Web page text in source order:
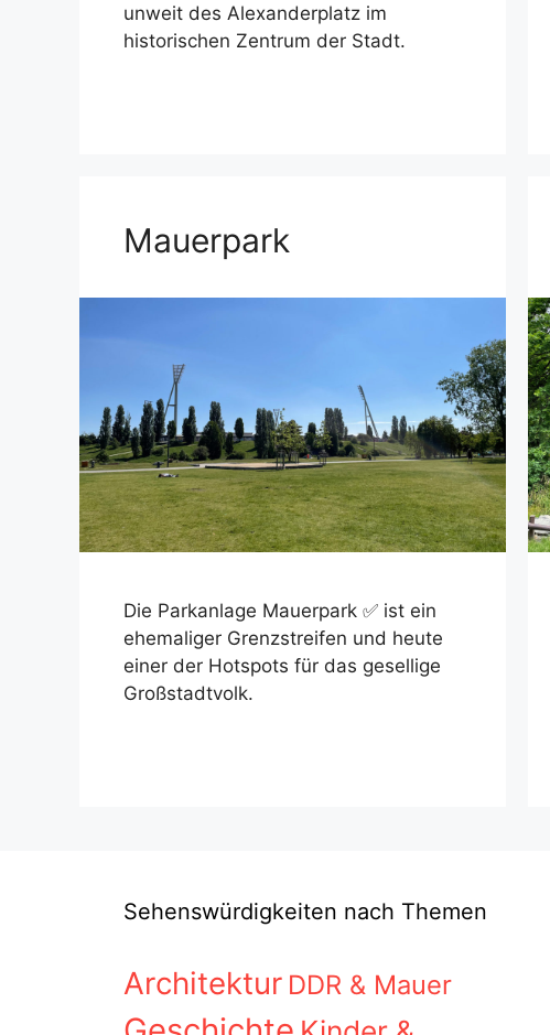
unweit des Alexanderplatz im
historischen Zentrum der Stadt.
Mauerpark
Die Parkanlage Mauerpark ✅ ist ein
ehemaliger Grenzstreifen und heute
einer der Hotspots für das gesellige
Großstadtvolk.
Sehenswürdigkeiten nach Themen
Architektur DDR & Mauer